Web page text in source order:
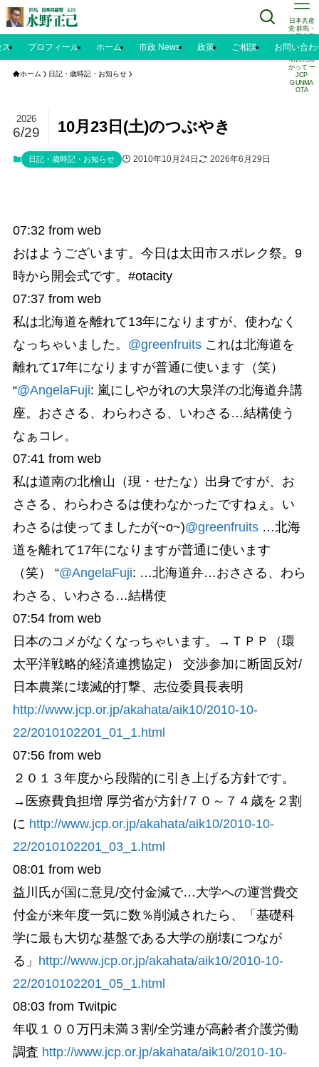
日本共産
党 群馬・
太田市議
水野正己
のブログ |
明日に向
かって ー
JCP
GUNMA
OTA
ス プロフィール ホーム 市政 News 政策 ご相談 お問い合わ
ホーム 日記・歳時記・お知らせ
10月23日(土)のつぶやき
2026
6/29
日記・歳時記・お知らせ 2010年10月24日 2026年6月29日
07:32from web
おはようございます。今日は太田市スポレク祭。9
時から開会式です。#otacity
07:37from web
私は北海道を離れて13年になりますが、使わなく
なっちゃいました。 @greenfruitsこれは北海道を
離れて17年になりますが普通に使います（笑）
“@AngelaFuji: 嵐にしやがれの大泉洋の北海道弁講
座。おささる、わらわさる、いわさる…結構使う
なぁコレ。
07:41from web
私は道南の北檜山（現・せたな）出身ですが、お
ささる、わらわさるは使わなかったですねぇ。い
わさるは使ってましたが(~o~)@greenfruits…北海
道を離れて17年になりますが普通に使います
（笑） “@AngelaFuji: …北海道弁…おささる、わら
わさる、いわさる…結構使
07:54from web
日本のコメがなくなっちゃいます。→ＴＰＰ（環
太平洋戦略的経済連携協定） 交渉参加に断固反対/
日本農業に壊滅的打撃、志位委員長表明
http://www.jcp.or.jp/akahata/aik10/2010-10-
22/2010102201_01_1.html
07:56from web
２０１３年度から段階的に引き上げる方針です。
→医療費負担増 厚労省が方針/７０～７４歳を２割
に http://www.jcp.or.jp/akahata/aik10/2010-10-
22/2010102201_03_1.html
08:01from web
益川氏が国に意見/交付金減で…大学への運営費交
付金が来年度一気に数％削減されたら、「基礎科
学に最も大切な基盤である大学の崩壊につなが
る」 http://www.jcp.or.jp/akahata/aik10/2010-10-
22/2010102201_05_1.html
08:03from Twitpic
年収１００万円未満３割/全労連が高齢者介護労働
調査 http://www.jcp.or.jp/akahata/aik10/2010-10-